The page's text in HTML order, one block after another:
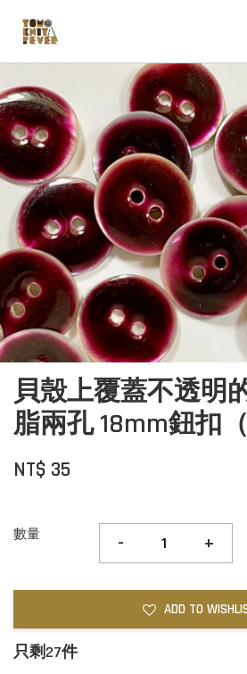
貝殼上覆蓋不透明
脂兩孔 18mm鈕扣（
NT$ 35
數量 - +
ADD TO
只剩27件